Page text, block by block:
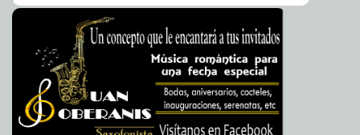
2012-07-14 09:59:49 Escolta amenazó con disparar contra Michelle Obama
2012-07-13 14:21:14 Graduación de 76 alumnas de la carrera de Asistente
Educativo Infantil del ISSTEY A7
2012-07-13 11:59:27 50% de avance promedio registran las obras de la SCT
en Yucatán A7
2012-07-13 11:28:54 Salamanca homenajea al mejor seleccionador del
mundo A7